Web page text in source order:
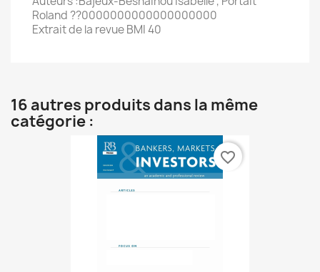
Roland ??0000000000000000000
Extrait de la revue BMI 40
16 autres produits dans la même
catégorie :
favorite_border